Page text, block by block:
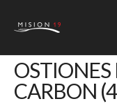
OSTIONES
CARBON